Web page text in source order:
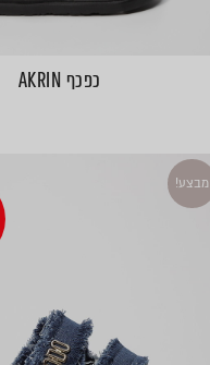
כפכף AKRIN
מבצע!